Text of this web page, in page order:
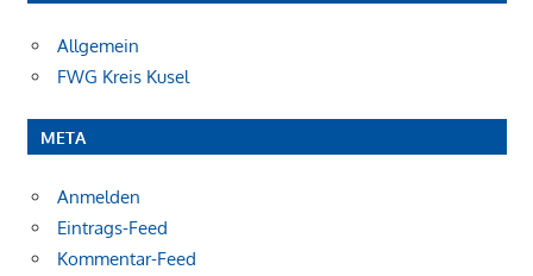
Allgemein
FWG Kreis Kusel
META
Anmelden
Eintrags-Feed
Kommentar-Feed